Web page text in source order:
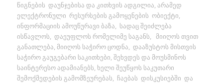
წიგნების დაუნჯებისა და კითხვის ადგილია, არამედ
ელექტრონული რესურსების გამოყენების ობიექტი,
ინფორმაციის ამოუწურავი ბაზა, სადაც შეიძლება
ისწავლოს, დაეუფლოს რომელიმე საგანს, მიიღოს თვით
განათლება, მიიღოს საჭირო ცოდნა, დააზუსტოს მისთვის
საჭირო გაუგებარი საკითხები, შეხვდეს და მოუსმინოს
საინტერესო ადამიანებს, ხელი შეუწყოს საკუთარი
შემოქმედების გამომზეურებას, ჩაებას დისკუსიებში და